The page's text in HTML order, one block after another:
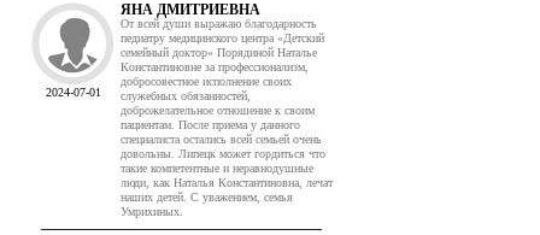
2024-07-01
ЯНА ДМИТРИЕВНА
От всей души выражаю благодарность
педиатру медицинского центра «Детский
семейный доктор» Порядиной Наталье
Константиновне за профессионализм,
добросовестное исполнение своих
служебных обязанностей,
доброжелательное отношение к своим
пациентам. После приема у данного
специалиста остались всей семьей очень
довольны. Липецк может гордиться что
такие компетентные и неравнодушные
люди, как Наталья Константиновна, лечат
наших детей. С уважением, семья
Умрихиных.